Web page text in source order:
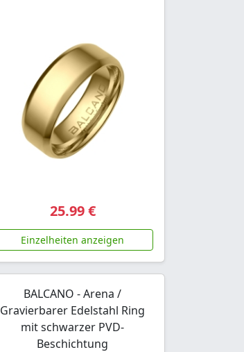
25.99 €
Einzelheiten anzeigen
BALCANO - Arena /
Gravierbarer Edelstahl Ring
mit schwarzer PVD-
Beschichtung